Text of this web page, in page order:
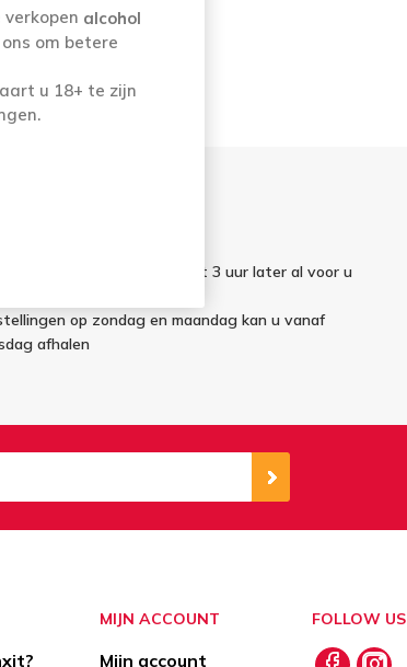
sherry,
t.e.m. Za: Uw bestelling staat 3 uur later al voor u
op zondag en maandag kan u vanaf
afhalen
MIJN ACCOUNT
Mijn account
FOLLOW US
alcohol
om betere
u 18+ te zijn